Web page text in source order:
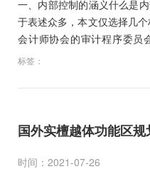
一、内部控制的涵义什么是
于表述众多，本文仅选择几
会计师协会的审计程序委员
素…
标签：
国外实檀越体功能区
时间：2021-07-26